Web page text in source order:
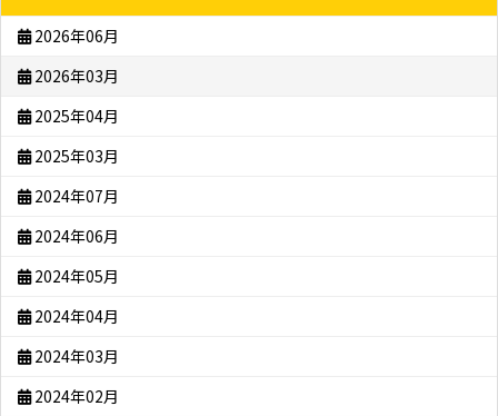
2026年06月
2026年03月
2025年04月
2025年03月
2024年07月
2024年06月
2024年05月
2024年04月
2024年03月
2024年02月